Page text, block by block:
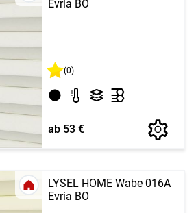
Evria BO
(0)
ab 53 €
LYSEL HOME Wabe 016A
Evria BO